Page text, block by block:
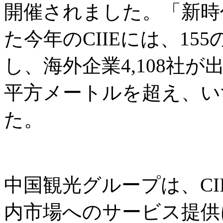
開催されました。「新
た今年のCIIEには、155
し、海外企業4,108社が
平方メートルを超え、
た。
中国観光グループは、
内市場へのサービス提